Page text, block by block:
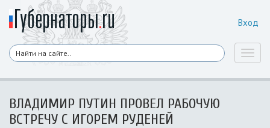
Вход
ВЛАДИМИР ПУТИН ПРОВЕЛ РАБОЧУЮ
ВСТРЕЧУ С ИГОРЕМ РУДЕНЕЙ